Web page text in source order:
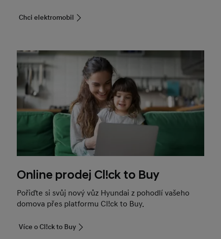
Chci elektromobil
Online prodej Cl!ck to Buy
Pořiďte si svůj nový vůz Hyundai z pohodlí vašeho
domova přes platformu Cl!ck to Buy.
Více o Cl!ck to Buy